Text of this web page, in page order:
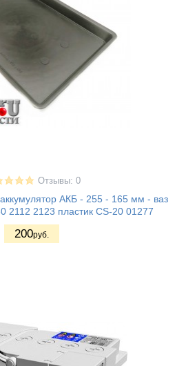
Отзывы: 0
АКБ - 255 - 165 мм - ваз
2112 2123 пластик CS-20 01277
200руб.